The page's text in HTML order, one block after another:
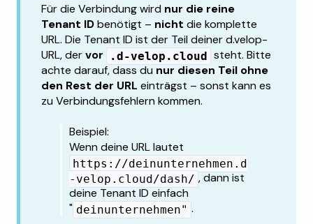
Für die Verbindung wird nur die reine
Tenant IDbenötigt – nicht die komplette
URL. Die Tenant ID ist der Teil deiner d.velop-
URL, dervor .d-velop.cloud steht. Bitte
achte darauf, dass du nur diesen Teil ohne
den Rest der URL einträgst – sonst kann es
zu Verbindungsfehlern kommen.
Beispiel:
Wenn deine URL lautet
https://deinunternehmen.d
-velop.cloud/dash/ , dann ist
deine Tenant ID einfach
" deinunternehmen" .